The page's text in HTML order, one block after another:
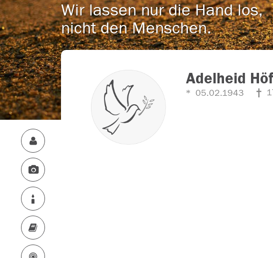
Wir lassen nur die Hand los,
nicht den Menschen.
Adelheid
05.02.1943